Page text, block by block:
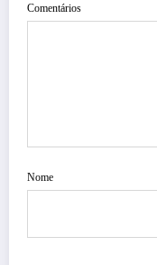
Comentários
Nome